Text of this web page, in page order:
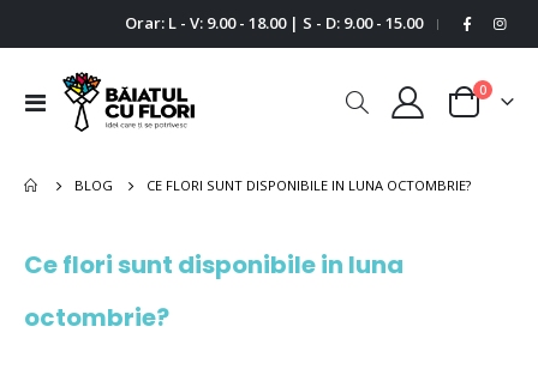
Orar: L - V: 9.00 - 18.00 | S - D: 9.00 - 15.00 |
Comutare
Cart
0
BLOG CE FLORI SUNT DISPONIBILE IN LUNA OCTOMBRIE?
Ce flori sunt disponibile in luna
octombrie?